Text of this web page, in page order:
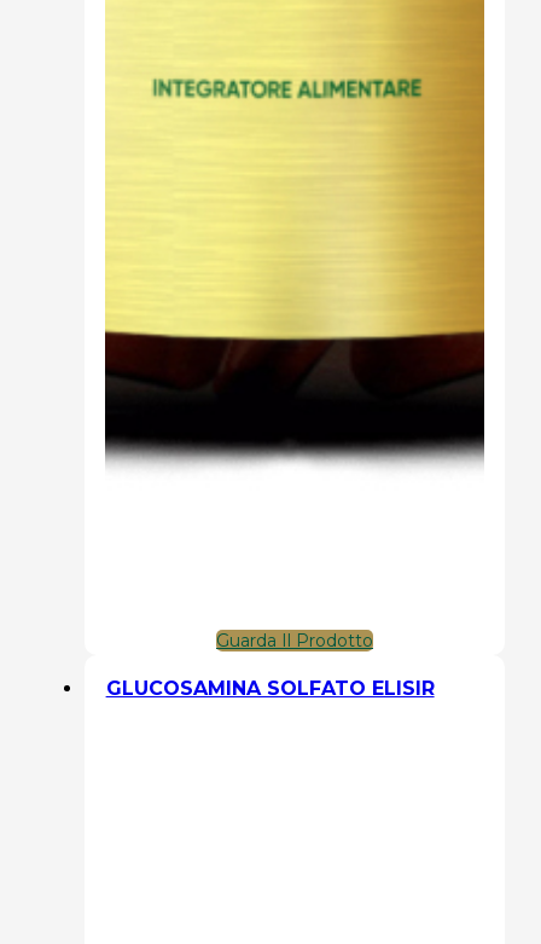
Guarda Il Prodotto
GLUCOSAMINA SOLFATO ELISIR